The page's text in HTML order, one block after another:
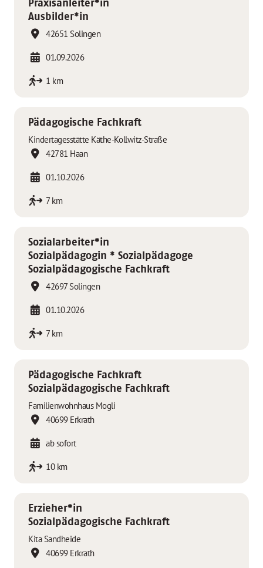
Praxisanleiter*in
Ausbilder*in
42651 Solingen
01.09.2026
1 km
Pädagogische Fachkraft
Kindertagesstätte Käthe-Kollwitz-Straße
42781 Haan
01.10.2026
7 km
Sozialarbeiter*in
Sozialpädagogin * Sozialpädagoge
Sozialpädagogische Fachkraft
42697 Solingen
01.10.2026
7 km
Pädagogische Fachkraft
Sozialpädagogische Fachkraft
Familienwohnhaus Mogli
40699 Erkrath
ab sofort
10 km
Erzieher*in
Sozialpädagogische Fachkraft
Kita Sandheide
40699 Erkrath